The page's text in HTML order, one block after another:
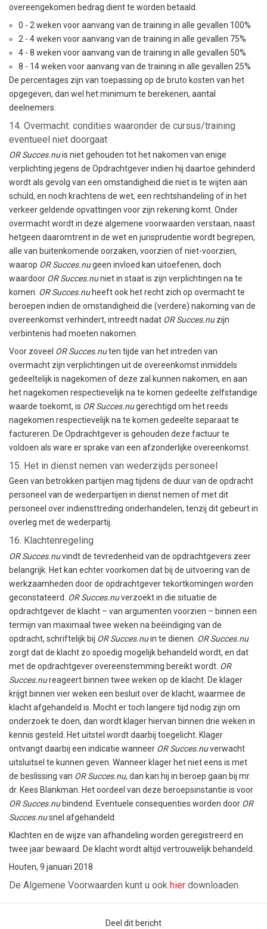
overeengekomen bedrag dient te worden betaald.
0 - 2 weken voor aanvang van de training in alle gevallen 100%
2 - 4 weken voor aanvang van de training in alle gevallen 75%
4 - 8 weken voor aanvang van de training in alle gevallen 50%
8 - 14 weken voor aanvang van de training in alle gevallen 25%
De percentages zijn van toepassing op de bruto kosten van het
opgegeven, dan wel het minimum te berekenen, aantal
deelnemers.
14. Overmacht: condities waaronder de cursus/training
eventueel niet doorgaat
OR Succes.nuis niet gehouden tot het nakomen van enige
verplichting jegens de Opdrachtgever indien hij daartoe gehinderd
wordt als gevolg van een omstandigheid die niet is te wijten aan
schuld, en noch krachtens de wet, een rechtshandeling of in het
verkeer geldende opvattingen voor zijn rekening komt. Onder
overmacht wordt in deze algemene voorwaarden verstaan, naast
hetgeen daaromtrent in de wet en jurisprudentie wordt begrepen,
alle van buitenkomende oorzaken, voorzien of niet-voorzien,
waarop OR Succes.nugeen invloed kan uitoefenen, doch
waardoor OR Succes.nuniet in staat is zijn verplichtingen na te
komen. OR Succes.nuheeft ook het recht zich op overmacht te
beroepen indien de omstandigheid die (verdere) nakoming van de
overeenkomst verhindert, intreedt nadat OR Succes.nuzijn
verbintenis had moeten nakomen.
Voor zoveel OR Succes.nuten tijde van het intreden van
overmacht zijn verplichtingen uit de overeenkomst inmiddels
gedeeltelijk is nagekomen of deze zal kunnen nakomen, en aan
het nagekomen respectievelijk na te komen gedeelte zelfstandige
waarde toekomt, is OR Succes.nugerechtigd om het reeds
nagekomen respectievelijk na te komen gedeelte separaat te
factureren. De Opdrachtgever is gehouden deze factuur te
voldoen als ware er sprake van een afzonderlijke overeenkomst.
15. Het in dienst nemen van wederzijds personeel
Geen van betrokken partijen mag tijdens de duur van de opdracht
personeel van de wederpartijen in dienst nemen of met dit
personeel over indiensttreding onderhandelen, tenzij dit gebeurt in
overleg met de wederpartij.
16. Klachtenregeling
OR Succes.nuvindt de tevredenheid van de opdrachtgevers zeer
belangrijk. Het kan echter voorkomen dat bij de uitvoering van de
werkzaamheden door de opdrachtgever tekortkomingen worden
geconstateerd. OR Succes.nuverzoekt in die situatie de
opdrachtgever de klacht – van argumenten voorzien – binnen een
termijn van maximaal twee weken na beëindiging van de
opdracht, schriftelijk bij OR Succes.nuin te dienen. OR Succes.nu
zorgt dat de klacht zo spoedig mogelijk behandeld wordt, en dat
met de opdrachtgever overeenstemming bereikt wordt. OR
Succes.nureageert binnen twee weken op de klacht. De klager
krijgt binnen vier weken een besluit over de klacht, waarmee de
klacht afgehandeld is. Mocht er toch langere tijd nodig zijn om
onderzoek te doen, dan wordt klager hiervan binnen drie weken in
kennis gesteld. Het uitstel wordt daarbij toegelicht. Klager
ontvangt daarbij een indicatie wanneer OR Succes.nuverwacht
uitsluitsel te kunnen geven. Wanneer klager het niet eens is met
de beslissing van OR Succes.nu, dan kan hij in beroep gaan bij mr.
dr. Kees Blankman. Het oordeel van deze beroepsinstantie is voor
OR Succes.nubindend. Eventuele consequenties worden door OR
Succes.nusnel afgehandeld.
Klachten en de wijze van afhandeling worden geregistreerd en
twee jaar bewaard. De klacht wordt altijd vertrouwelijk behandeld.
Houten, 9 januari 2018
De Algemene Voorwaarden kunt u ook hier downloaden.
Deel dit bericht